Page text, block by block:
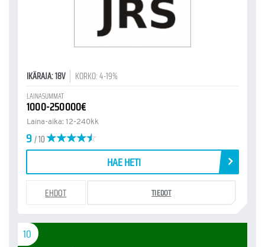
IKÄRAJA: 18V KORKO: 4-19%
LAINASUMMAT
1000-250000€
Laina-aika: 12-240kk
9/ 10
HAE HETI
EHDOT TIEDOT
10